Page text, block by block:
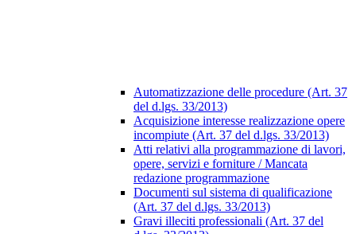
Automatizzazione delle procedure (Art. 37
del d.lgs. 33/2013)
Acquisizione interesse realizzazione opere
incompiute (Art. 37 del d.lgs. 33/2013)
Atti relativi alla programmazione di lavori,
opere, servizi e forniture / Mancata
redazione programmazione
Documenti sul sistema di qualificazione
(Art. 37 del d.lgs. 33/2013)
Gravi illeciti professionali (Art. 37 del